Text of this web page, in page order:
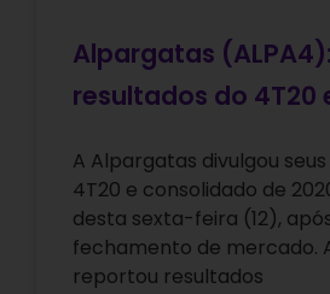
Alpargatas (ALPA4):
resultados do 4T20
A Alpargatas divulgou
4T20 e consolidado de
desta sexta-feira (12),
fechamento de mercado.
reportou resultados